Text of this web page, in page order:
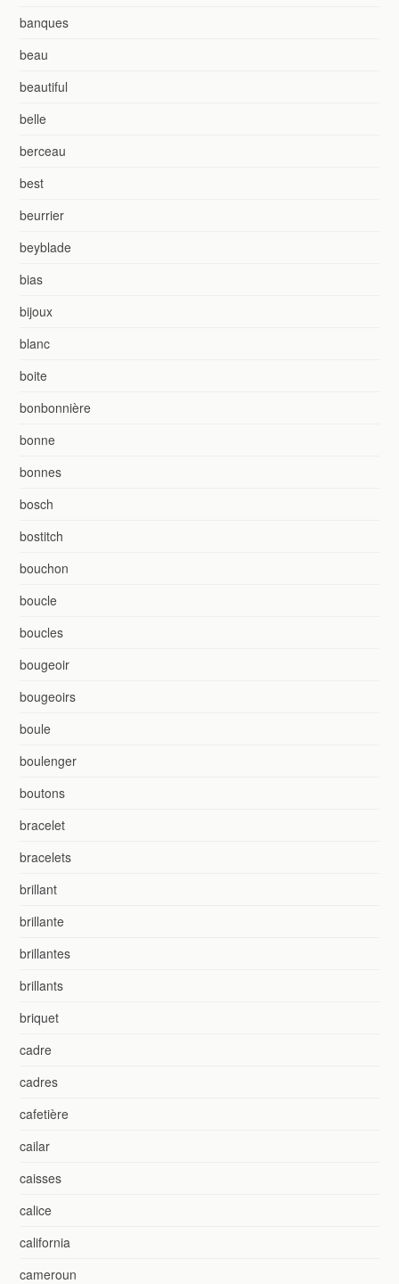
banques
beau
beautiful
belle
berceau
best
beurrier
beyblade
bias
bijoux
blanc
boite
bonbonnière
bonne
bonnes
bosch
bostitch
bouchon
boucle
boucles
bougeoir
bougeoirs
boule
boulenger
boutons
bracelet
bracelets
brillant
brillante
brillantes
brillants
briquet
cadre
cadres
cafetière
cailar
caisses
calice
california
cameroun